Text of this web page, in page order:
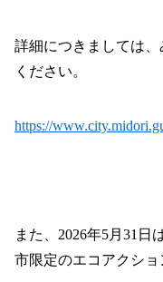
詳細につきましては
ください。
https://
また、2026年5月31日
市限定のエコアクショ